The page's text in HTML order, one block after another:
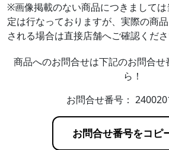
※画像掲載のない商品につきまして
定は行なっておりますが、実際の商
される場合は直接店舗へご確認くださ
商品へのお問合せは下記のお問合
ら！
お問合せ番号：
お問合せ番号をコピ